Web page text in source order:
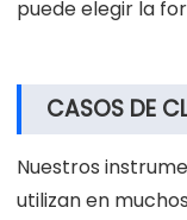
puede elegir la
CASOS DE
Nuestros
utilizan en